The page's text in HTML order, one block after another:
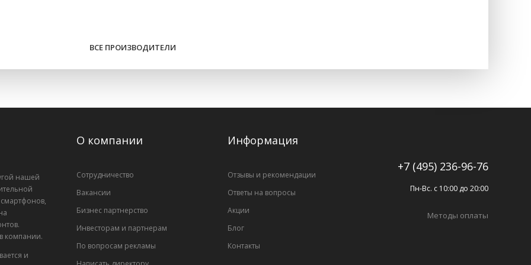
ВСЕ ПРОИЗВОДИТЕЛИ
нашей
смартфонов,
компании.
и
О компании
Сотрудничество
Вакансии
Бизнес партнерство
Инвесторам и партнерам
По вопросам рекламы
Информация
Отзывы и рекомендации
Ответы на вопросы
Акции
Блог
Контакты
+7 (495) 236-96-76
Пн-Вс. с 10:00 до 20:00
Методы оплаты